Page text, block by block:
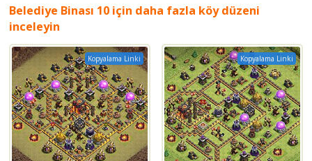
Belediye Binası 10 için daha fazla köy düzeni
inceleyin
Kopyalama Linki Kopyalama Linki